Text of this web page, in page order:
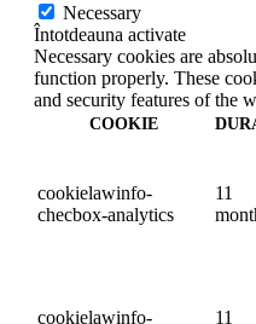
Necessary
Întotdeauna activate
Necessary cookies are
function properly. These
and security features of the
COOKIE
cookielawinfo-
checbox-analytics
11
cookielawinfo-
11